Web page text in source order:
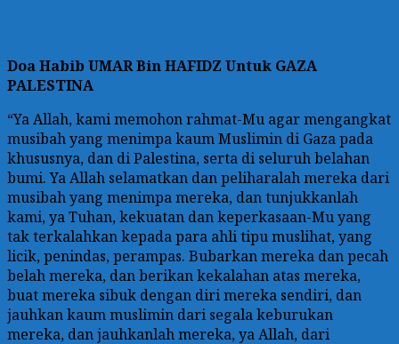
DoaHabib UMAR Bin HAFIDZ Untuk GAZA
PALESTINA
“Ya Allah, kami memohon rahmat-Mu agar mengangkat
musibah yang menimpa kaum Muslimin di Gaza pada
khususnya, dan di Palestina, serta di seluruh belahan
bumi. Ya Allah selamatkan dan peliharalah mereka dari
musibah yang menimpa mereka, dan tunjukkanlah
kami, ya Tuhan, kekuatan dan keperkasaan-Mu yang
tak terkalahkan kepada para ahli tipu muslihat, yang
licik, penindas, perampas. Bubarkan mereka dan pecah
belah mereka, dan berikan kekalahan atas mereka,
buat mereka sibuk dengan diri mereka sendiri, dan
jauhkan kaum muslimin dari segala keburukan
mereka, dan jauhkanlah mereka, ya Allah, dari